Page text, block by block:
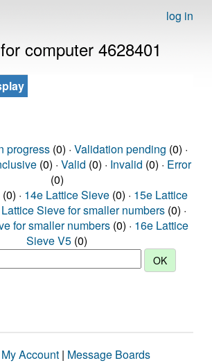
log in
computer 4628401
progress(0) · Validation pending (0) ·
(0) · Valid (0) · Invalid (0) · Error
(0)
· 14e Lattice Sieve (0) · 15e Lattice
Sieve for smaller numbers (0) ·
for smaller numbers (0) · 16e Lattice
Sieve V5 (0)
My Account | Message Boards